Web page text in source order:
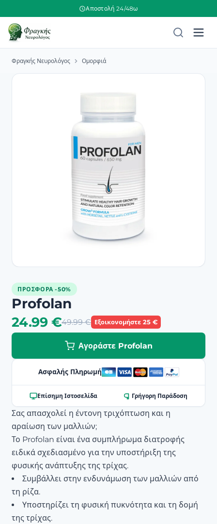
Αποστολή 24/48ω
Φραγκής Νευρολόγος Ομορφιά
ΠΡΟΣΦΟΡΆ -50%
Profolan
24.99 €49.99 € Εξοικονομήστε 25 €
Αγοράστε Profolan
Ασφαλής Πληρωμή
Επίσημη Ιστοσελίδα Γρήγορη Παράδοση
Σας απασχολεί η έντονη τριχόπτωση και η
αραίωση των μαλλιών;
Το Profolan είναι ένα συμπλήρωμα διατροφής
ειδικά σχεδιασμένο για την υποστήριξη της
φυσικής ανάπτυξης της τρίχας.
Συμβάλλει στην ενδυνάμωση των μαλλιών από
τη ρίζα.
Υποστηρίζει τη φυσική πυκνότητα και τη δομή
της τρίχας.